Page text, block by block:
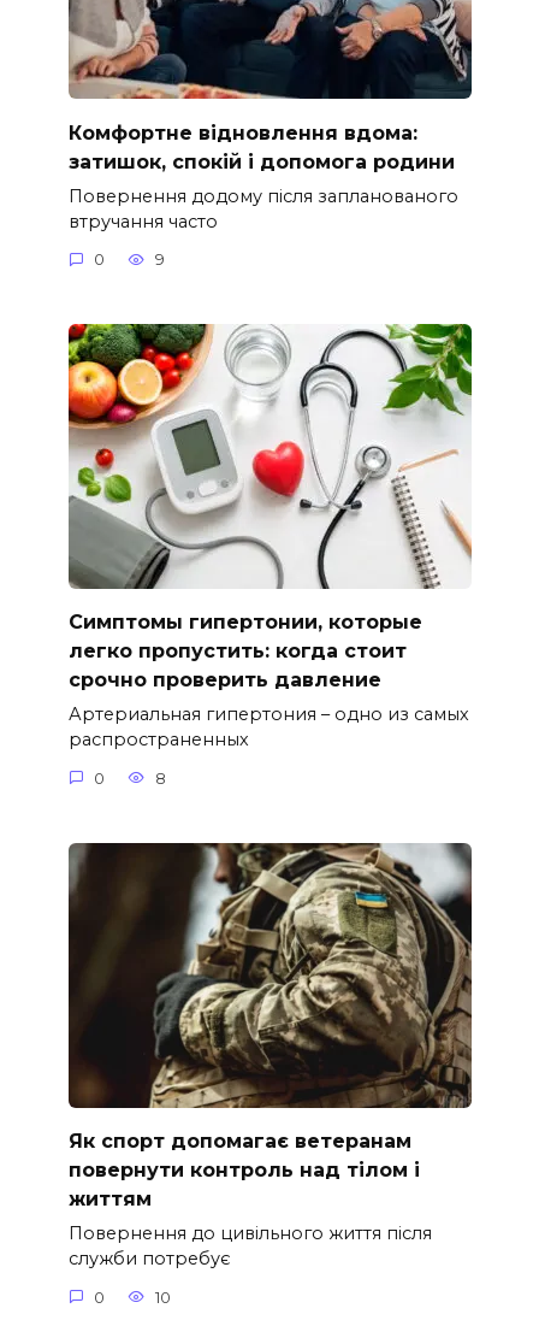
Комфортне відновлення вдома:
затишок, спокій і допомога родини
Повернення додому після запланованого
втручання часто
0 9
Симптомы гипертонии, которые
легко пропустить: когда стоит
срочно проверить давление
Артериальная гипертония – одно из самых
распространенных
0 8
Як спорт допомагає ветеранам
повернути контроль над тілом і
життям
Повернення до цивільного життя після
служби потребує
0 10